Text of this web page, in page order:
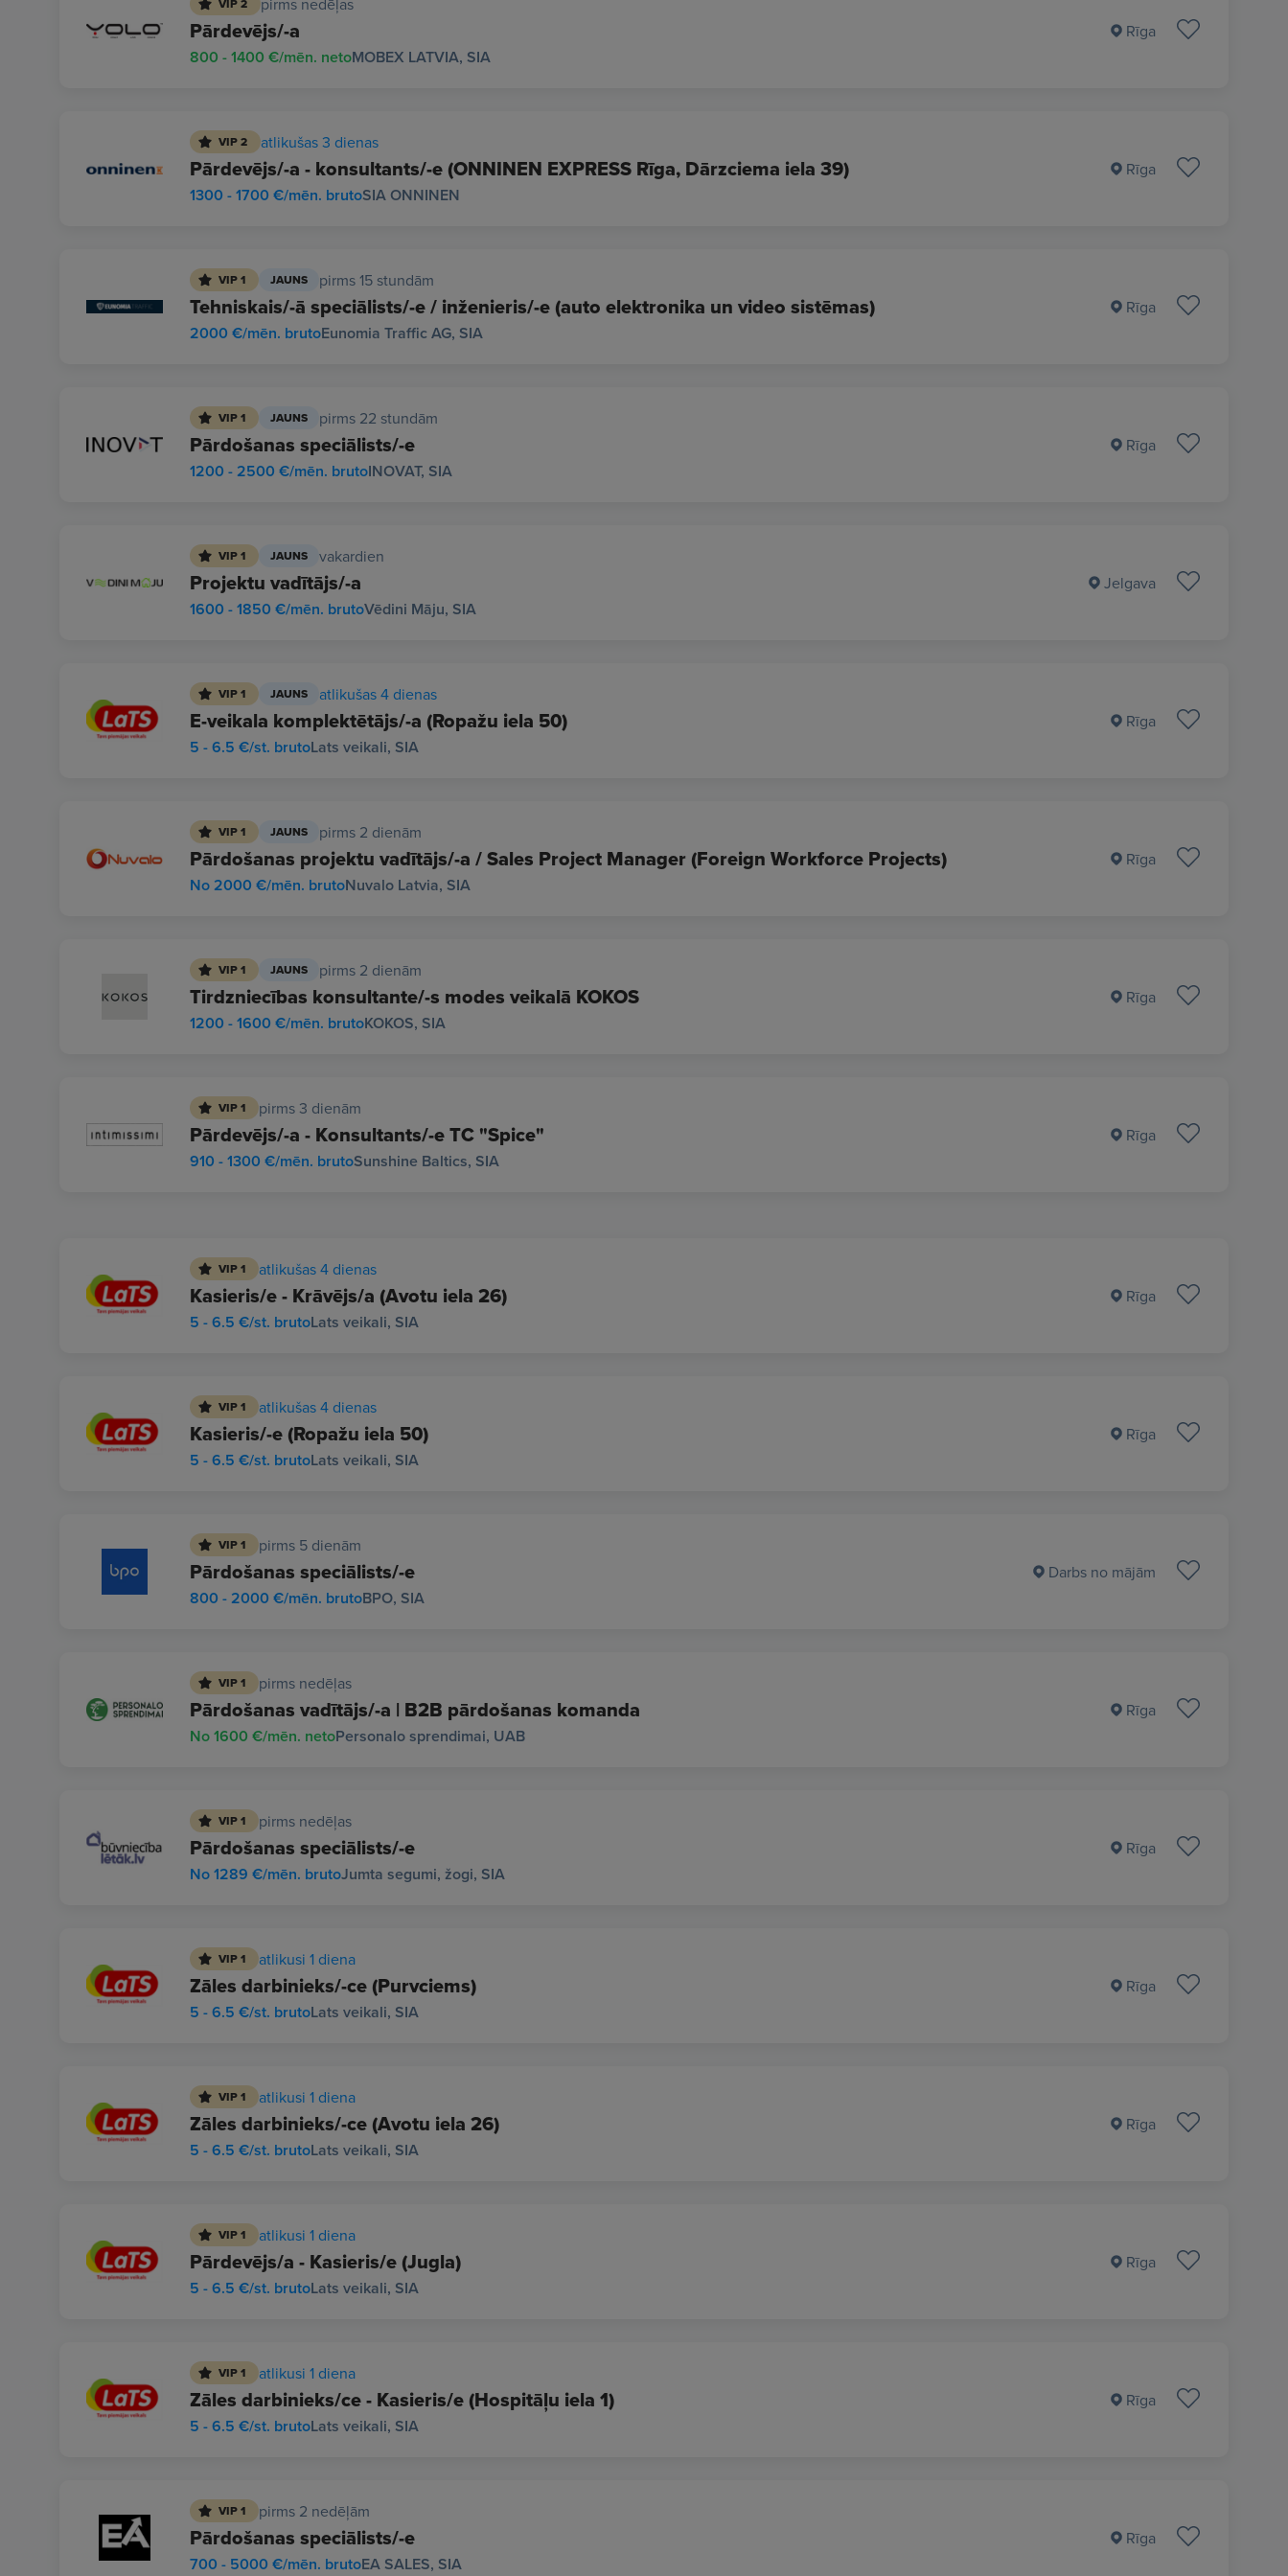
VIP 2
Pārdevējs/-a
MOBEX LATVIA, SIA
800 - 1400 €/mēn. neto
Rīga
VIP 2 atlikušas 3 dienas
Pārdevējs/-a - konsultants/-e (ONNINEN EXPRESS Rīga, Dārzciema iela 39)
SIA ONNINEN
1300 - 1700 €/mēn. bruto
Rīga
VIP 1 JAUNS pirms 15 stundām
Tehniskais/-ā speciālists/-e / inženieris/-e (auto elektronika un video sistēmas)
Eunomia Traffic AG, SIA
2000 €/mēn. bruto
Rīga
VIP 1 JAUNS pirms 22 stundām
Pārdošanas speciālists/-e
INOVAT, SIA
1200 - 2500 €/mēn. bruto
Rīga
VIP 1 JAUNS vakardien
Projektu vadītājs/-a
Vēdini Māju, SIA
1600 - 1850 €/mēn. bruto
Jelgava
VIP 1 JAUNS atlikušas 4 dienas
E-veikala komplektētājs/-a (Ropažu iela 50)
Lats veikali, SIA
5 - 6.5 €/st. bruto
Rīga
VIP 1 JAUNS pirms 2 dienām
Pārdošanas projektu vadītājs/-a / Sales Project Manager (Foreign Workforce Projects)
Nuvalo Latvia, SIA
No 2000 €/mēn. bruto
Rīga
VIP 1 JAUNS pirms 2 dienām
Tirdzniecības konsultante/-s modes veikalā KOKOS
KOKOS, SIA
1200 - 1600 €/mēn. bruto
Rīga
VIP 1 pirms 3 dienām
Pārdevējs/-a - Konsultants/-e TC "Spice"
Sunshine Baltics, SIA
910 - 1300 €/mēn. bruto
Rīga
VIP 1 atlikušas 4 dienas
Kasieris/e - Krāvējs/a (Avotu iela 26)
Lats veikali, SIA
5 - 6.5 €/st. bruto
Rīga
VIP 1 atlikušas 4 dienas
Kasieris/-e (Ropažu iela 50)
Lats veikali, SIA
5 - 6.5 €/st. bruto
Rīga
VIP 1 pirms 5 dienām
Pārdošanas speciālists/-e
BPO, SIA
800 - 2000 €/mēn. bruto
Darbs no mājām
VIP 1 pirms nedēļas
Pārdošanas vadītājs/-a | B2B pārdošanas komanda
Personalo sprendimai, UAB
No 1600 €/mēn. neto
Rīga
VIP 1 pirms nedēļas
Pārdošanas speciālists/-e
Jumta segumi, žogi, SIA
No 1289 €/mēn. bruto
Rīga
VIP 1 atlikusi 1 diena
Zāles darbinieks/-ce (Purvciems)
Lats veikali, SIA
5 - 6.5 €/st. bruto
Rīga
VIP 1 atlikusi 1 diena
Zāles darbinieks/-ce (Avotu iela 26)
Lats veikali, SIA
5 - 6.5 €/st. bruto
Rīga
VIP 1 atlikusi 1 diena
Pārdevējs/a - Kasieris/e (Jugla)
Lats veikali, SIA
5 - 6.5 €/st. bruto
Rīga
VIP 1 atlikusi 1 diena
Zāles darbinieks/ce - Kasieris/e (Hospitāļu iela 1)
Lats veikali, SIA
5 - 6.5 €/st. bruto
Rīga
VIP 1 pirms 2 nedēļām
Pārdošanas speciālists/-e
EA SALES, SIA
700 - 5000 €/mēn. bruto
Rīga